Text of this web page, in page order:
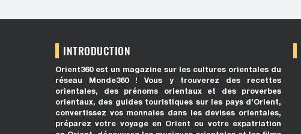
INTRODUCTION
Orient360 est un magazine sur les cultures orientales du
réseau Monde360 ! Vous y trouverez des recettes
orientales, des prénoms orientaux et des proverbes
orientaux, des guides touristiques sur les pays d’Orient,
convertissez vos monnaies dans les devises orientales,
préparez votre voyage en Orient ou votre expatriation